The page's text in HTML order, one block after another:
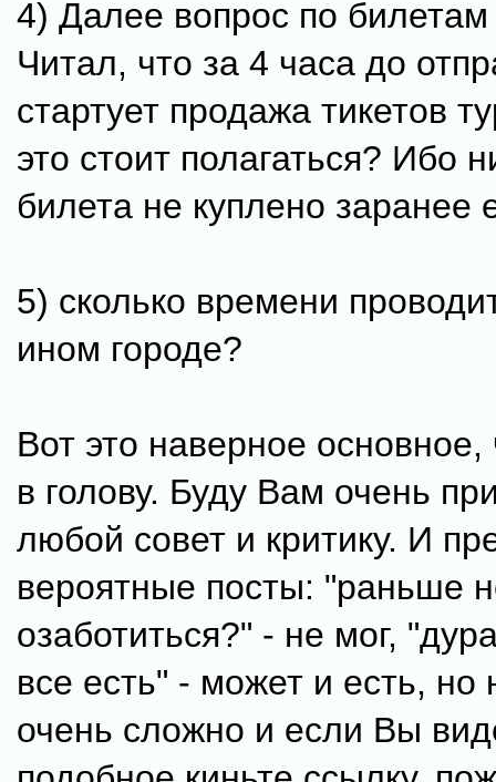
4) Далее вопрос по билетам
Читал, что за 4 часа до
стартует продажа тикетов
это стоит полагаться? Ибо
билета не куплено заранее
5) сколько времени
ином городе?
Вот это наверное основное,
в голову. Буду Вам очень
любой совет и критику. И
вероятные посты: "раньше
озаботиться?" - не мог,
все есть" - может и есть, но
очень сложно и если Вы